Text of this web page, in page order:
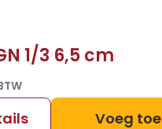
1/3 6,5 cm
Voeg toe